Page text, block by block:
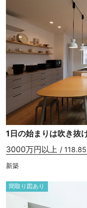
1日の始まりは吹き抜
3000万円以上 /
新築
間取り図あり